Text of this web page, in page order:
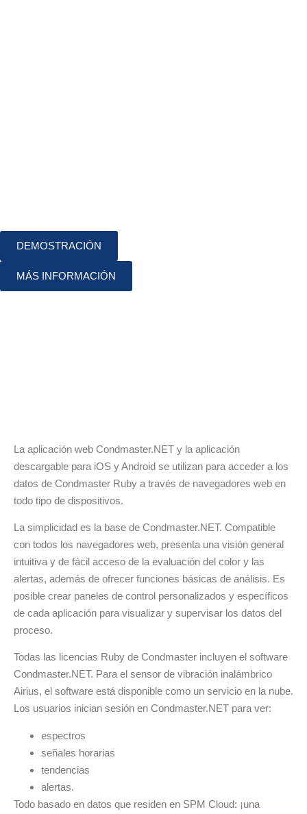
DEMOSTRACIÓN
MÁS INFORMACIÓN
La aplicación web Condmaster.NET y la aplicación
descargable para iOS y Android se utilizan para acceder a los
datos de Condmaster Ruby a través de navegadores web en
todo tipo de dispositivos.
La simplicidad es la base de Condmaster.NET. Compatible
con todos los navegadores web, presenta una visión general
intuitiva y de fácil acceso de la evaluación del color y las
alertas, además de ofrecer funciones básicas de análisis. Es
posible crear paneles de control personalizados y específicos
de cada aplicación para visualizar y supervisar los datos del
proceso.
Todas las licencias Ruby de Condmaster incluyen el software
Condmaster.NET. Para el sensor de vibración inalámbrico
Airius, el software está disponible como un servicio en la nube.
Los usuarios inician sesión en Condmaster.NET para ver:
espectros
señales horarias
tendencias
alertas.
Todo basado en datos que residen en SPM Cloud: ¡una